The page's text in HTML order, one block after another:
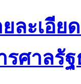
ละเอีย
รศาลรั